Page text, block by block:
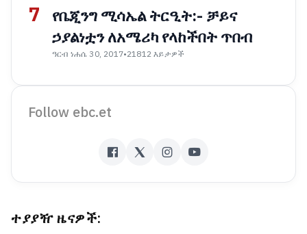
7
የቤጂንግ ሚሳኤል ትርዒት:- ቻይና
ኃያልነቷን ለአሜሪካ የላከችበት ጥበብ
ዓርብ ነሐሴ 30, 2017•21812 እይታዎች
Follow ebc.et
ተያያዥ ዜናዎች: